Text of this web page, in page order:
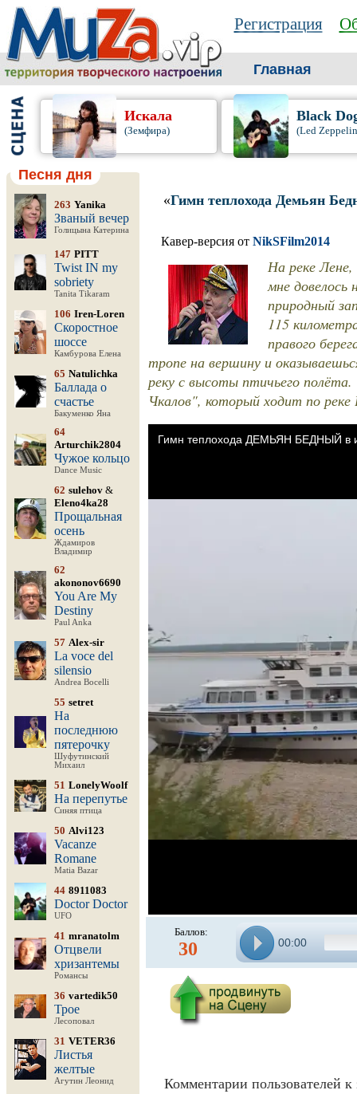
Регистрация
Главная
Искала
(Земфира)
Black
(Led
Песня дня
263 Yanika
Званый вечер
Голицына Катерина
147 PITT
Twist IN my
sobriety
Tanita Tikaram
106 Iren-Loren
Скоростное
шоссе
Камбурова Елена
65 Natulichka
Баллада о
счастье
Бакуменко Яна
64
Arturchik2804
Чужое кольцо
Dance Music
62 sulehov &
Eleno4ka28
Прощальная
осень
Ждамиров
Владимир
62
akononov6690
You Are My
Destiny
Paul Anka
57 Alex-sir
La voce del
silensio
Andrea Bocelli
55 setret
На
последнюю
пятерочку
Шуфутинский
Михаил
51 LonelyWoolf
На перепутье
Синяя птица
50 Alvi123
Vacanze
Romane
Matia Bazar
44 8911083
Doctor Doctor
UFO
41 mranatolm
Отцвели
хризантемы
Романсы
36 vartedik50
Трое
Лесоповал
31 VETER36
Листья
желтые
Агутин Леонид
«Гимн теплохода Демьян
Кавер-версия от NikSFilm2014
На реке Лене,
мне довелось
природный
115
правого
тропе на вершину и
реку с высоты птичьего
Чкалов", который ходит по реке
Баллов:
30 00:00
Комментарии пользователей к